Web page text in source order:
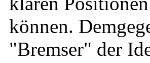
können.
"Bremser" der